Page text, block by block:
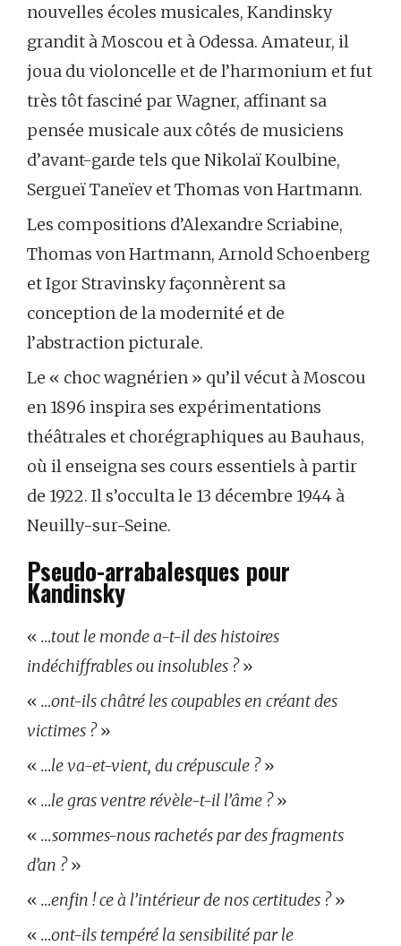
nouvelles écoles musicales, Kandinsky
grandit à Moscou et à Odessa. Amateur, il
joua du violoncelle et de l’harmonium et fut
très tôt fasciné par Wagner, affinant sa
pensée musicale aux côtés de musiciens
d’avant-garde tels que Nikolaï Koulbine,
Sergueï Taneïev et Thomas von Hartmann.
Les compositions d’Alexandre Scriabine,
Thomas von Hartmann, Arnold Schoenberg
et Igor Stravinsky façonnèrent sa
conception de la modernité et de
l’abstraction picturale.
Le « choc wagnérien » qu’il vécut à Moscou
en 1896 inspira ses expérimentations
théâtrales et chorégraphiques au Bauhaus,
où il enseigna ses cours essentiels à partir
de 1922. Il s’occulta le 13 décembre 1944 à
Neuilly-sur-Seine.
Pseudo-arrabalesques pour
Kandinsky
« …tout le monde a-t-il des histoires
indéchiffrables ou insolubles ?»
« …ont-ils châtré les coupables en créant des
victimes ?»
« …le va-et-vient, du crépuscule ?»
« …le gras ventre révèle-t-il l’âme ?»
« …sommes-nous rachetés par des fragments
d’an ?»
« …enfin ! ce à l’intérieur de nos certitudes ?»
« …ont-ils tempéré la sensibilité par le